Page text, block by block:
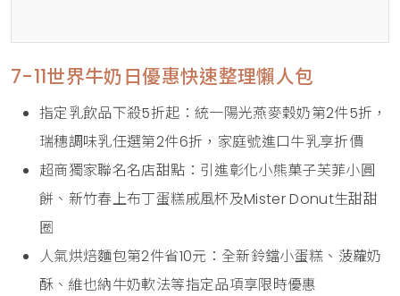
7-11世界牛奶日優惠快速整理懶人包
指定乳飲品下殺5折起：統一陽光燕麥穀奶第2件5折，
瑞穗調味乳任選第2件6折，家庭號進口牛乳享折價
超商獨家聯名名店甜點：引進彰化小熊菓子芙菲小圓
餅、新竹春上布丁蛋糕戚風杯及Mister Donut生甜甜
圈
人氣烘焙麵包第2件省10元：全新鈴鐺小蛋糕、菠蘿奶
酥、維也納牛奶軟法等指定品項享限時優惠